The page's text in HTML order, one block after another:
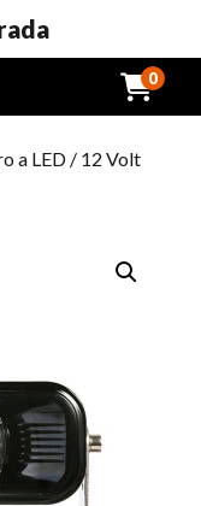
0
a LED / 12 Volt